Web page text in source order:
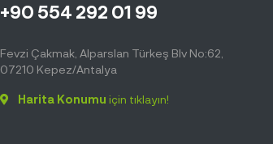
+90 554 292 01 99
Fevzi Çakmak, Alparslan Türkeş Blv No:62,
07210 Kepez/Antalya
Harita Konumu için tıklayın!